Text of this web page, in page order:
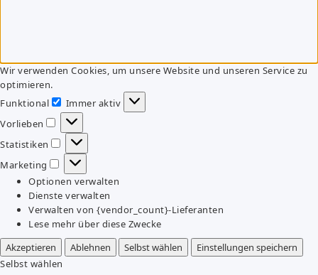
Wir verwenden Cookies, um unsere Website und unseren Service zu
optimieren.
Funktional
Funktional
Immer aktiv
Vorlieben
Vorlieben
Statistiken
Statistiken
Marketing
Marketing
Optionen verwalten
Dienste verwalten
Verwalten von {vendor_count}-Lieferanten
Lese mehr über diese Zwecke
Akzeptieren
Ablehnen Selbst wählen
Einstellungen speichern
Selbst wählen